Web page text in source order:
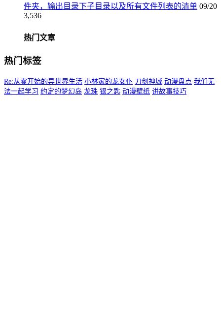
件夹，输出目录下子目录以及所有文件列表的清单 09/20
3,536
热门文章
热门标签
Re:从零开始的异世界生活 小林家的龙女仆 刀剑神域 动漫盘点 我们无
法一起学习 约定的梦幻岛 龙珠 银之匙 动漫壁纸 讲故事技巧